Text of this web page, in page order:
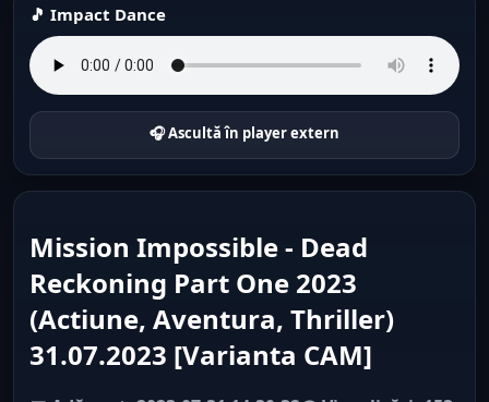
🎵 Impact Dance
🎧 Ascultă în player extern
Mission Impossible - Dead
Reckoning Part One 2023
(Actiune, Aventura, Thriller)
31.07.2023 [Varianta CAM]